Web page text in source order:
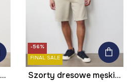
Szorty męskie z lnem regular waist
-56%
FINAL SALE
Szorty dresowe męskie bawełniane